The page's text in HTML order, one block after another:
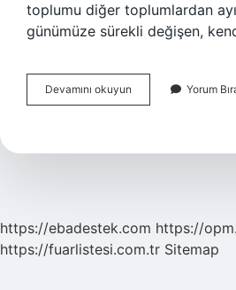
toplumu diğer toplumlardan
günümüze sürekli değişen,
Devamını okuyun Kültürlemek
Nedir
Yorum
https://ebadestek.com https://
https://fuarlistesi.com.tr Sitemap